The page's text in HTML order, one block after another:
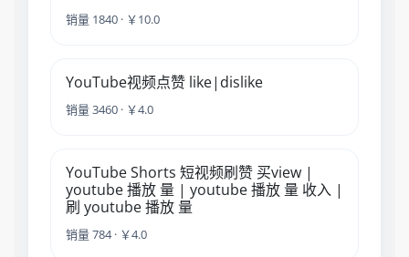
销量 1840 · ￥10.0
YouTube视频点赞 like|dislike
销量 3460 · ￥4.0
YouTube Shorts 短视频刷赞 买view |
youtube 播放 量 | youtube 播放 量 收入 |
刷 youtube 播放 量
销量 784 · ￥4.0